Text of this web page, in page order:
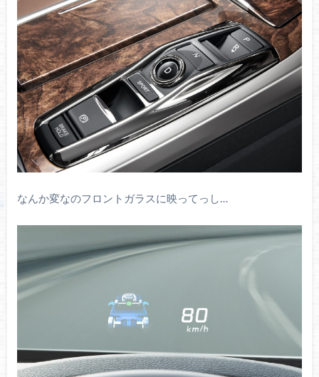
なんか変なのフロントガラスに映ってっし…